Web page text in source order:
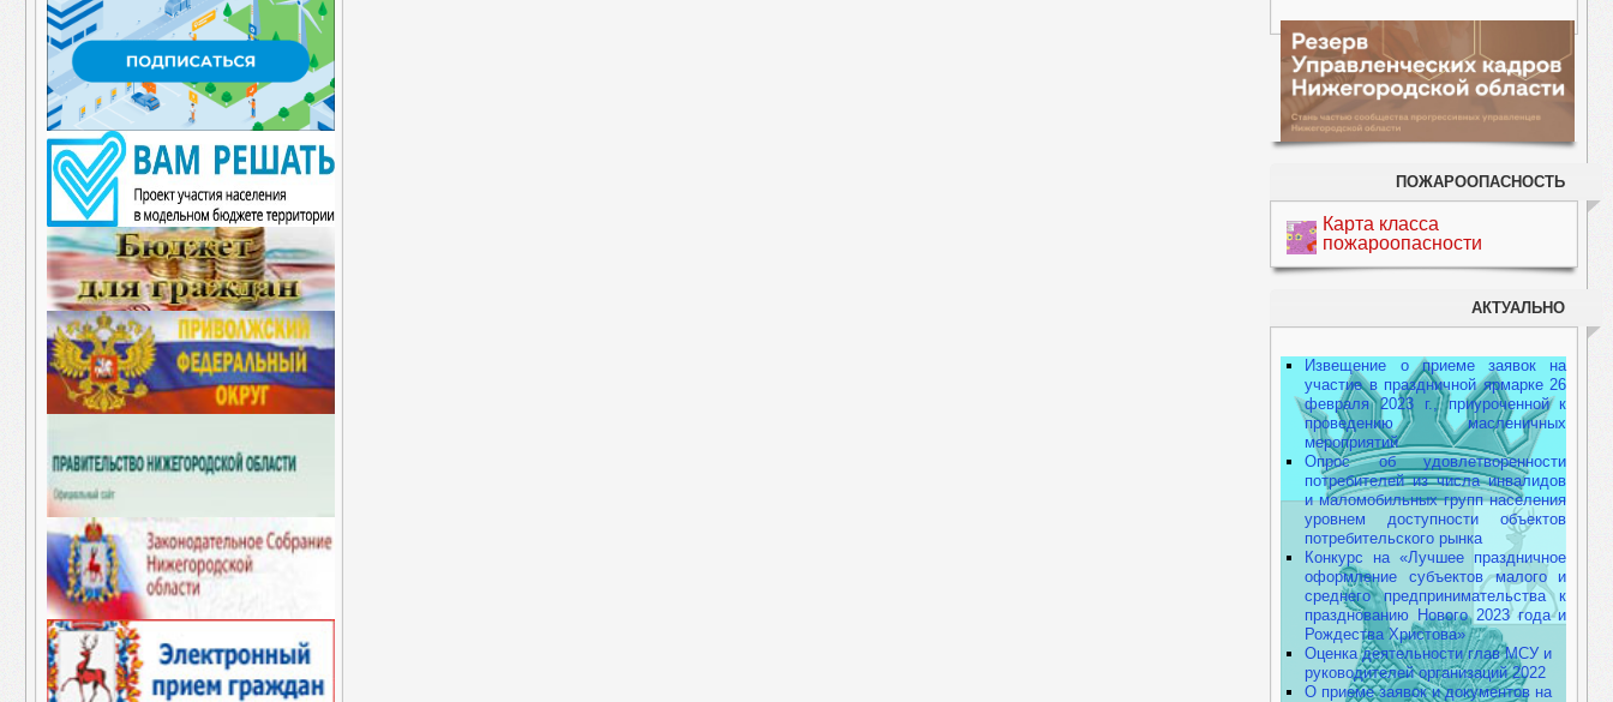
ПОЖАРООПАСНОСТЬ
Карта класса
пожароопасности
АКТУАЛЬНО
Извещение о приеме заявок на
участие в праздничной ярмарке 26
февраля 2023 г., приуроченной к
проведению масленичных
мероприятий
Опрос об удовлетворенности
потребителей из числа инвалидов
и маломобильных групп населения
уровнем доступности объектов
потребительского рынка
Конкурс на «Лучшее праздничное
оформление субъектов малого и
среднего предпринимательства к
празднованию Нового 2023 года и
Рождества Христова»
Оценка деятельности глав МСУ и
руководителей организаций 2022
О приеме заявок и документов на